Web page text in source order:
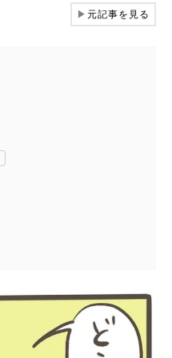
▶元記事を見る